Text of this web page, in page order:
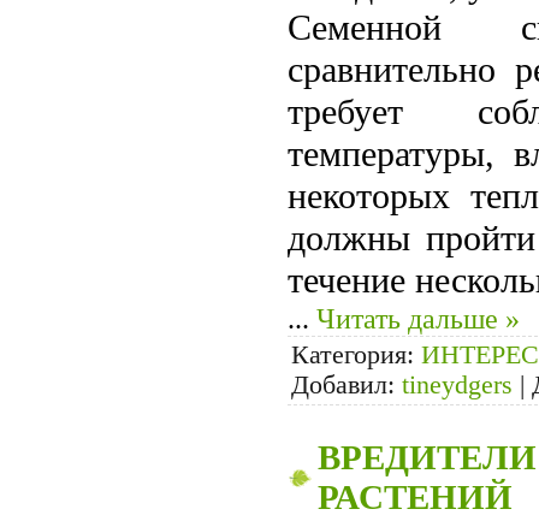
Семенной
сравнительно
требует
температуры,
некоторых
должны пройти
течение
... Читать дальше »
Категория:
Добавил: tineydgers |
РАСТЕНИЙ